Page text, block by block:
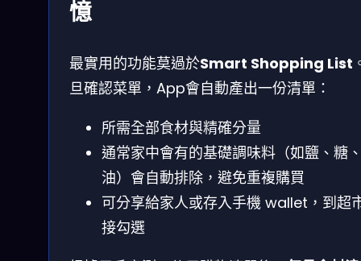
憶
最實用的功能莫過於Smart Shopping List
旦確認菜單，App會自動產出一份清單：
所需全部食材與精確分量
通常家中會有的基礎調味料（如鹽、糖
油）會自動排除，避免重複購買
可分享給家人或存入手機 wallet，到超
接勾選